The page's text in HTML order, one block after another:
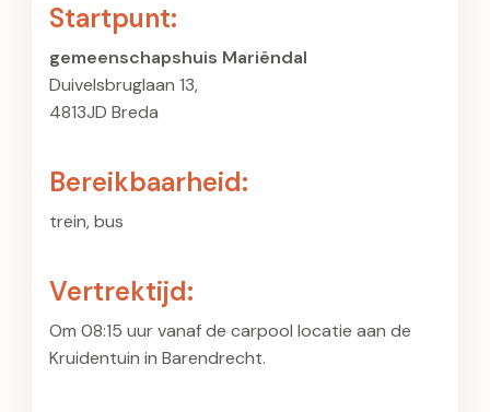
Startpunt:
gemeenschapshuis Mariëndal
Duivelsbruglaan 13,
4813JD Breda
Bereikbaarheid:
trein, bus
Vertrektijd:
Om 08:15 uur vanaf de carpool locatie aan de
Kruidentuin in Barendrecht.